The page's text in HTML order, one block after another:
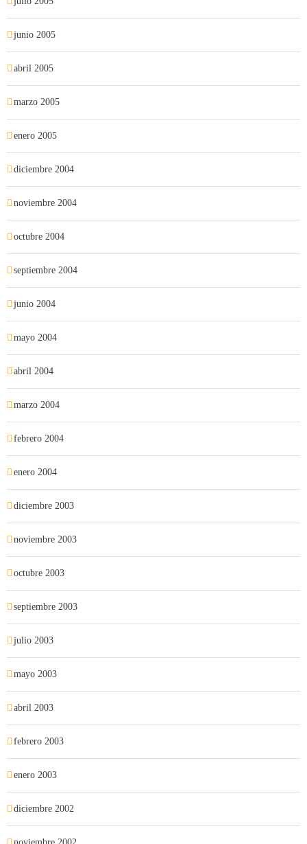
junio 2005
abril 2005
marzo 2005
enero 2005
diciembre 2004
noviembre 2004
octubre 2004
septiembre 2004
junio 2004
mayo 2004
abril 2004
marzo 2004
febrero 2004
enero 2004
diciembre 2003
noviembre 2003
octubre 2003
septiembre 2003
julio 2003
mayo 2003
abril 2003
febrero 2003
enero 2003
diciembre 2002